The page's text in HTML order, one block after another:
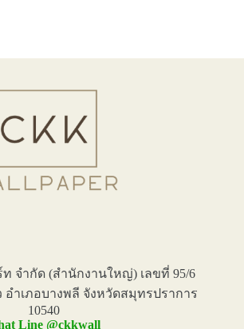
จำกัด (สำนักงานใหญ่) เลขที่ 95/6
ำเภอบางพลี จังหวัดสมุทรปราการ
10540
Line @ckkwall